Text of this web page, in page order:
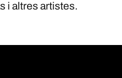
i altres artistes.